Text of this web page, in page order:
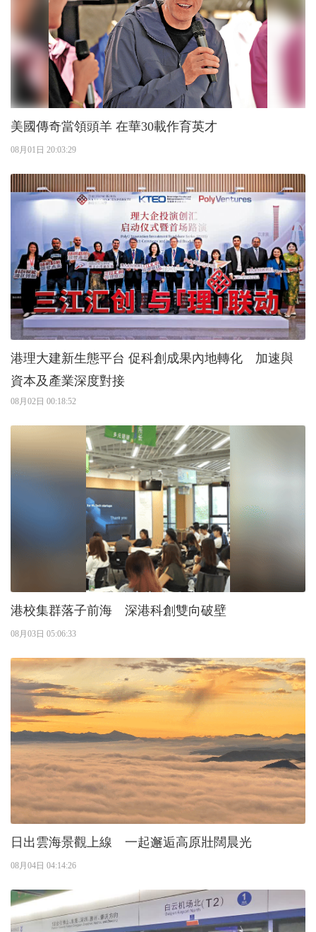
美國傳奇當領頭羊 在華30載作育英才
08月01日 20:03:29
港理大建新生態平台 促科創成果內地轉化 加速與
資本及產業深度對接
08月02日 00:18:52
港校集群落子前海 深港科創雙向破壁
08月03日 05:06:33
日出雲海景觀上線 一起邂逅高原壯闊晨光
08月04日 04:14:26